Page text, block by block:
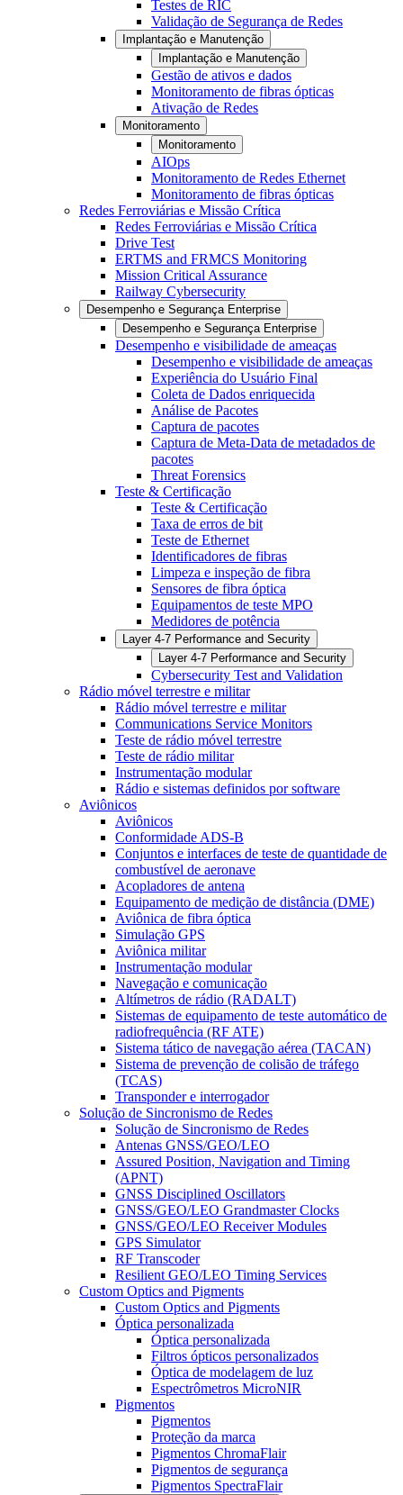
Testes de RIC
Validação de Segurança de Redes
Implantação e Manutenção
Implantação e Manutenção
Gestão de ativos e dados
Monitoramento de fibras ópticas
Ativação de Redes
Monitoramento
Monitoramento
AIOps
Monitoramento de Redes Ethernet
Monitoramento de fibras ópticas
Redes Ferroviárias e Missão Crítica
Redes Ferroviárias e Missão Crítica
Drive Test
ERTMS and FRMCS Monitoring
Mission Critical Assurance
Railway Cybersecurity
Desempenho e Segurança Enterprise
Desempenho e Segurança Enterprise
Desempenho e visibilidade de ameaças
Desempenho e visibilidade de ameaças
Experiência do Usuário Final
Coleta de Dados enriquecida
Análise de Pacotes
Captura de pacotes
Captura de Meta-Data de metadados de
pacotes
Threat Forensics
Teste & Certificação
Teste & Certificação
Taxa de erros de bit
Teste de Ethernet
Identificadores de fibras
Limpeza e inspeção de fibra
Sensores de fibra óptica
Equipamentos de teste MPO
Medidores de potência
Layer 4-7 Performance and Security
Layer 4-7 Performance and Security
Cybersecurity Test and Validation
Rádio móvel terrestre e militar
Rádio móvel terrestre e militar
Communications Service Monitors
Teste de rádio móvel terrestre
Teste de rádio militar
Instrumentação modular
Rádio e sistemas definidos por software
Aviônicos
Aviônicos
Conformidade ADS-B
Conjuntos e interfaces de teste de quantidade de
combustível de aeronave
Acopladores de antena
Equipamento de medição de distância (DME)
Aviônica de fibra óptica
Simulação GPS
Aviônica militar
Instrumentação modular
Navegação e comunicação
Altímetros de rádio (RADALT)
Sistemas de equipamento de teste automático de
radiofrequência (RF ATE)
Sistema tático de navegação aérea (TACAN)
Sistema de prevenção de colisão de tráfego
(TCAS)
Transponder e interrogador
Solução de Sincronismo de Redes
Solução de Sincronismo de Redes
Antenas GNSS/GEO/LEO
Assured Position, Navigation and Timing
(APNT)
GNSS Disciplined Oscillators
GNSS/GEO/LEO Grandmaster Clocks
GNSS/GEO/LEO Receiver Modules
GPS Simulator
RF Transcoder
Resilient GEO/LEO Timing Services
Custom Optics and Pigments
Custom Optics and Pigments
Óptica personalizada
Óptica personalizada
Filtros ópticos personalizados
Óptica de modelagem de luz
Espectrômetros MicroNIR
Pigmentos
Pigmentos
Proteção da marca
Pigmentos ChromaFlair
Pigmentos de segurança
Pigmentos SpectraFlair